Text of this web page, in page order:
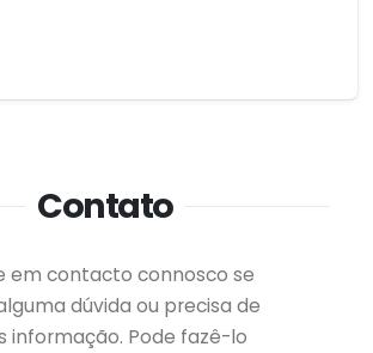
Contato
em contacto connosco se
dúvida ou precisa de
informação. Pode fazê-lo